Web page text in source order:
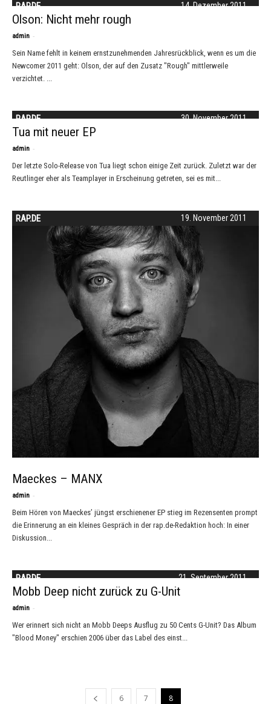
14. Dezember 2011
RAP.DE
Olson: Nicht mehr rough
admin -
Sein Name fehlt in keinem ernstzunehmenden Jahresrückblick, wenn es um die
Newcomer 2011 geht: Olson, der auf den Zusatz "Rough" mittlerweile
verzichtet. ...
30. November 2011
RAP.DE
Tua mit neuer EP
admin -
Der letzte Solo-Release von Tua liegt schon einige Zeit zurück. Zuletzt war der
Reutlinger eher als Teamplayer in Erscheinung getreten, sei es mit...
19. November 2011
RAP.DE
Maeckes – MANX
admin -
Beim Hören von Maeckes’ jüngst erschienener EP stieg im Rezensenten prompt
die Erinnerung an ein kleines Gespräch in der rap.de-Redaktion hoch: In einer
Diskussion...
21. September 2011
RAP.DE
Mobb Deep nicht zurück zu G-Unit
admin -
Wer erinnert sich nicht an Mobb Deeps Ausflug zu 50 Cents G-Unit? Das Album
"Blood Money" erschien 2006 über das Label des einst...
6 7 8